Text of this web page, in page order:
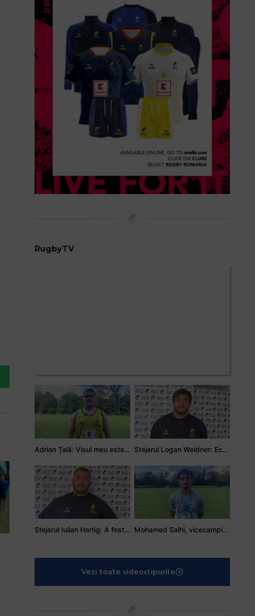
RugbyTV
Adrian Țală: Visul meu este să debutez pentru România Stejarul Logan Weidner: Echipa a muncit mult, iar asta se va vedea în meciurile de la Nations Cup
Stejarul Iulian Hartig: A fost un turneu care a unit mai mult echipa Mohamed Salhi, vicecampion național juniori I: Rugby-ul te învață să accepți și înfrângerile
Vezi toate videoclipurile